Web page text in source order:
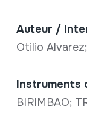
Auteur /
Otilio
Instruments
BIRIMBAO;